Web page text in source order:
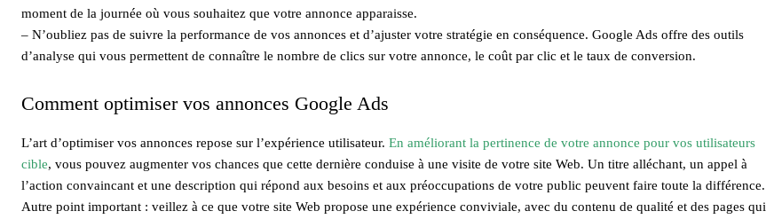
moment de la journée où vous souhaitez que votre annonce apparaisse.
– N’oubliez pas de suivre la performance de vos annonces et d’ajuster votre stratégie en conséquence. Google Ads offre des outils
d’analyse qui vous permettent de connaître le nombre de clics sur votre annonce, le coût par clic et le taux de conversion.
Comment optimiser vos annonces Google Ads
L’art d’optimiser vos annonces repose sur l’expérience utilisateur. En améliorant la pertinence de votre annonce pour vos utilisateurs
cible, vous pouvez augmenter vos chances que cette dernière conduise à une visite de votre site Web. Un titre alléchant, un appel à
l’action convaincant et une description qui répond aux besoins et aux préoccupations de votre public peuvent faire toute la différence.
Autre point important : veillez à ce que votre site Web propose une expérience conviviale, avec du contenu de qualité et des pages qui